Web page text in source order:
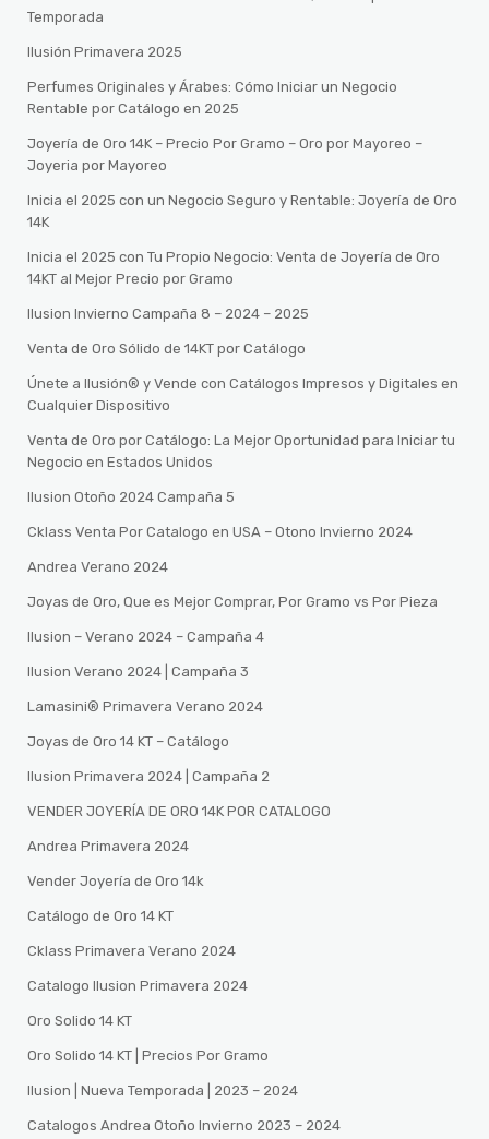
Temporada
Ilusión Primavera 2025
Perfumes Originales y Árabes: Cómo Iniciar un Negocio
Rentable por Catálogo en 2025
Joyería de Oro 14K – Precio Por Gramo – Oro por Mayoreo –
Joyeria por Mayoreo
Inicia el 2025 con un Negocio Seguro y Rentable: Joyería de Oro
14K
Inicia el 2025 con Tu Propio Negocio: Venta de Joyería de Oro
14KT al Mejor Precio por Gramo
Ilusion Invierno Campaña 8 – 2024 – 2025
Venta de Oro Sólido de 14KT por Catálogo
Únete a Ilusión® y Vende con Catálogos Impresos y Digitales en
Cualquier Dispositivo
Venta de Oro por Catálogo: La Mejor Oportunidad para Iniciar tu
Negocio en Estados Unidos
Ilusion Otoño 2024 Campaña 5
Cklass Venta Por Catalogo en USA – Otono Invierno 2024
Andrea Verano 2024
Joyas de Oro, Que es Mejor Comprar, Por Gramo vs Por Pieza
Ilusion – Verano 2024 – Campaña 4
Ilusion Verano 2024 | Campaña 3
Lamasini®️ Primavera Verano 2024
Joyas de Oro 14 KT – Catálogo
Ilusion Primavera 2024 | Campaña 2
VENDER JOYERÍA DE ORO 14K POR CATALOGO
Andrea Primavera 2024
Vender Joyería de Oro 14k
Catálogo de Oro 14 KT
Cklass Primavera Verano 2024
Catalogo Ilusion Primavera 2024
Oro Solido 14 KT
Oro Solido 14 KT | Precios Por Gramo
Ilusion | Nueva Temporada | 2023 – 2024
Catalogos Andrea Otoño Invierno 2023 – 2024